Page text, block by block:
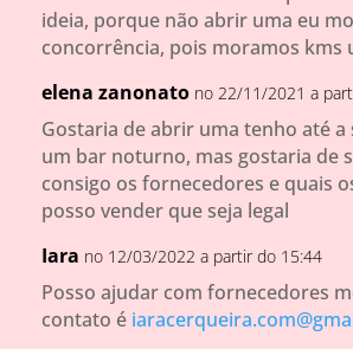
ideia, porque não abrir uma eu
concorrência, pois moramos kms
elena zanonato no 22/11/2021 a
Gostaria de abrir uma tenho até a
um bar noturno, mas gostaria de
consigo os fornecedores e quais
posso vender que seja legal
Iara no 12/03/2022 a partir do 15:44
Posso ajudar com fornecedores
contato é